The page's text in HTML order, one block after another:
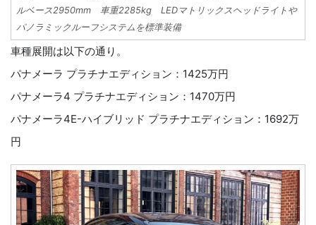
ルベース2950mm 車重2285kg LEDマトリックスヘッドライトや
パノラミックルーフシステムを標準装備
車種展開は以下の通り。
パナメーラ プラチナエディション：1425万円
パナメーラ4 プラチナエディション：1470万円
パナメーラ4E-ハイブリッド プラチナエディション：1692万
円